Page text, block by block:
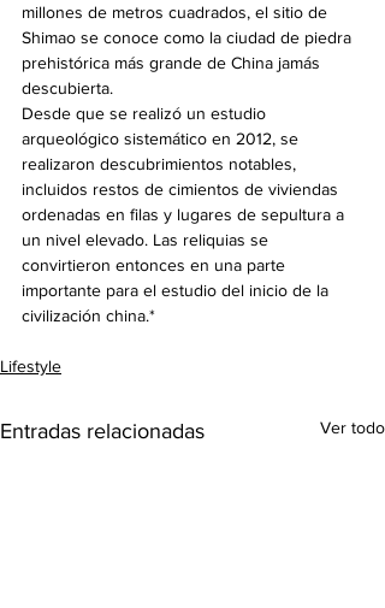
millones de metros cuadrados, el sitio de
Shimao se conoce como la ciudad de piedra
prehistórica más grande de China jamás
descubierta.
Desde que se realizó un estudio
arqueológico sistemático en 2012, se
realizaron descubrimientos notables,
incluidos restos de cimientos de viviendas
ordenadas en filas y lugares de sepultura a
un nivel elevado. Las reliquias se
convirtieron entonces en una parte
importante para el estudio del inicio de la
civilización china.*
Lifestyle
Entradas relacionadas Ver todo